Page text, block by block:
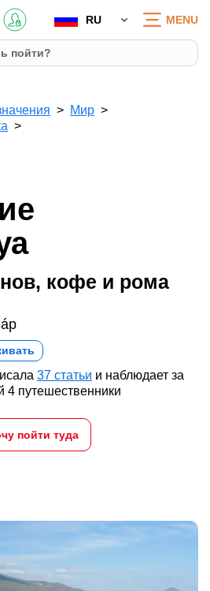
RU MENU
Мир
кофе и рома
37 статьи и наблюдает за
4 путешественники
пойти туда